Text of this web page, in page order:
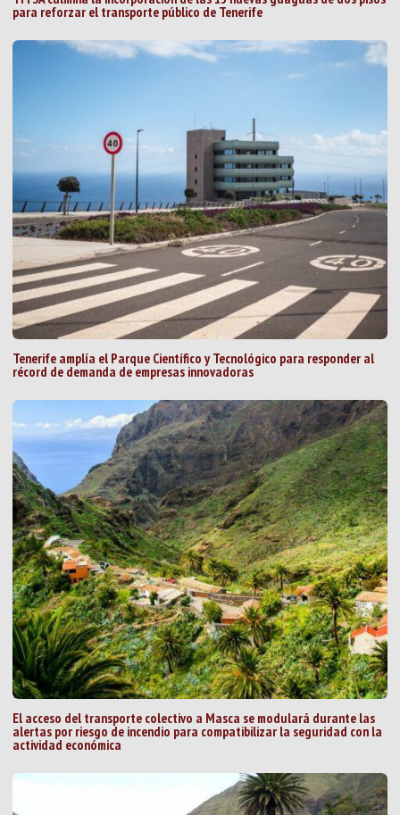
para reforzar el transporte público de Tenerife
Tenerife amplía el Parque Científico y Tecnológico para responder al
récord de demanda de empresas innovadoras
El acceso del transporte colectivo a Masca se modulará durante las
alertas por riesgo de incendio para compatibilizar la seguridad con la
actividad económica